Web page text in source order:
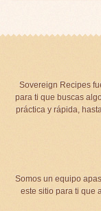
Sovereign Recipes
para ti que buscas
práctica y rápida,
Somos un equipo
este sitio para ti que